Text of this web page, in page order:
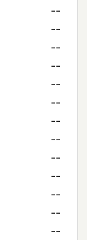
--
--
--
--
--
--
--
--
--
--
--
--
--